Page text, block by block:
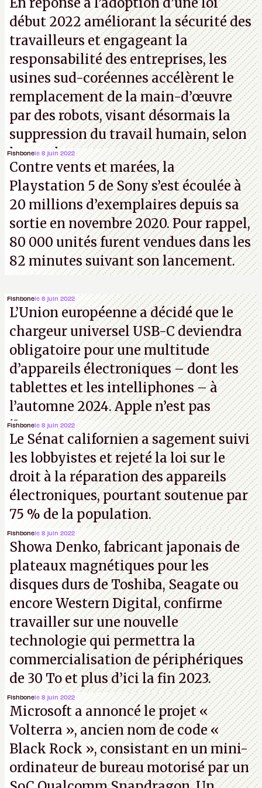
quelques bribes surcette vidéo YouTube.A.
début 2022 améliorant la sécurité des
travailleurs et engageant la
responsabilité des entreprises, les
usines sud-coréennes accélèrent le
remplacement de la main-d’œuvre
par des robots, visant désormais la
suppression du travail humain, selon
les analystes.
Fishbonele 8 juin 2022
Contre vents et marées, la
Playstation 5 de Sony s’est écoulée à
20 millions d’exemplaires depuis sa
sortie en novembre 2020. Pour rappel,
80 000 unités furent vendues dans les
82 minutes suivant son lancement.
Fishbonele 8 juin 2022
L’Union européenne a décidé que le
chargeur universel USB-C deviendra
obligatoire pour une multitude
d’appareils électroniques – dont les
tablettes et les intelliphones – à
l’automne 2024. Apple n’est pas
iJouasse.
Fishbonele 8 juin 2022
Le Sénat californien a sagement suivi
les lobbyistes et rejeté la loi sur le
droit à la réparation des appareils
électroniques, pourtant soutenue par
75 % de la population.
Fishbonele 8 juin 2022
Showa Denko, fabricant japonais de
plateaux magnétiques pour les
disques durs de Toshiba, Seagate ou
encore Western Digital, confirme
travailler sur une nouvelle
technologie qui permettra la
commercialisation de périphériques
de 30 To et plus d’ici la fin 2023.
Fishbonele 8 juin 2022
Microsoft a annoncé le projet «
Volterra », ancien nom de code «
Black Rock », consistant en un mini-
ordinateur de bureau motorisé par un